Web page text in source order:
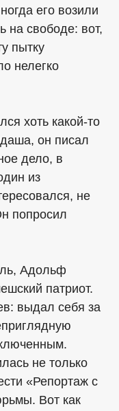
его возили
на свободе: вот,
пытку
нелегко
хоть какой-то
он писал
дело, в
из
не
попросил
Адольф
патриот.
выдал себя за
не только
«Репортаж с
Вот как